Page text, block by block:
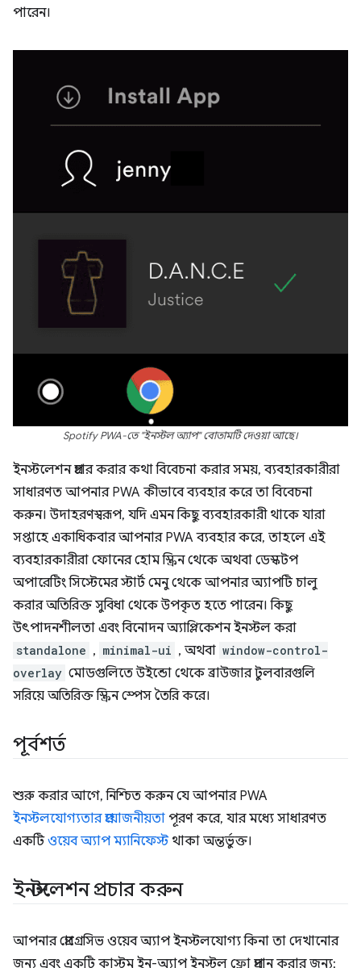
পারেন।
Spotify PWA-তে "ইনস্টল অ্যাপ" বোতামটি দেওয়া আছে।
ইনস্টলেশন প্রচার করার কথা বিবেচনা করার সময়, ব্যবহারকারীরা
সাধারণত আপনার PWA কীভাবে ব্যবহার করে তা বিবেচনা
করুন। উদাহরণস্বরূপ, যদি এমন কিছু ব্যবহারকারী থাকে যারা
সপ্তাহে একাধিকবার আপনার PWA ব্যবহার করে, তাহলে এই
ব্যবহারকারীরা ফোনের হোম স্ক্রিন থেকে অথবা ডেস্কটপ
অপারেটিং সিস্টেমের স্টার্ট মেনু থেকে আপনার অ্যাপটি চালু
করার অতিরিক্ত সুবিধা থেকে উপকৃত হতে পারেন। কিছু
উৎপাদনশীলতা এবং বিনোদন অ্যাপ্লিকেশন ইনস্টল করা
standalone , minimal-ui , অথবা window-control-
overlay মোডগুলিতে উইন্ডো থেকে ব্রাউজার টুলবারগুলি
সরিয়ে অতিরিক্ত স্ক্রিন স্পেস তৈরি করে।
পূর্বশর্ত
শুরু করার আগে, নিশ্চিত করুন যে আপনার PWA
ইনস্টলযোগ্যতার প্রয়োজনীয়তা পূরণ করে, যার মধ্যে সাধারণত
একটিওয়েব অ্যাপ ম্যানিফেস্টথাকা অন্তর্ভুক্ত।
ইনস্টলেশন প্রচার করুন
আপনার প্রোগ্রেসিভ ওয়েব অ্যাপ ইনস্টলযোগ্য কিনা তা দেখানোর
জন্য এবং একটি কাস্টম ইন-অ্যাপ ইনস্টল ফ্লো প্রদান করার জন্য: